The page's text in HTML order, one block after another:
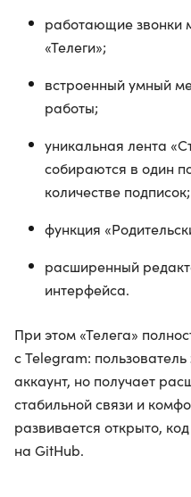
работающие звонки
«Телеги»;
встроенный умный
работы;
уникальная лента
собираются в один
количестве подписок;
функция
расширенный
интерфейса.
При этом «Телега»
с Telegram:
аккаунт, но получает
стабильной связи и
развивается открыто,
на GitHub.